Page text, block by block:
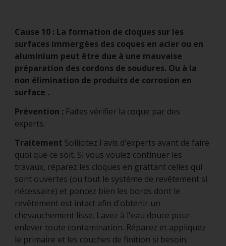
Cause 10 : La formation de cloques sur les
surfaces immergées des coques en acier ou en
aluminium peut être due à une mauvaise
préparation des cordons de soudures. Ou à la
non élimination de produits de corrosion en
surface .
Prévention : Faites vérifier la coque par des
experts.
Traitement Sollicitez l'avis d'experts avant de faire
quoi que ce soit. Si vous voulez continuer les
travaux, réparez les cloques en grattant celles qui
sont ouvertes (ou tout le système de revêtement si
nécessaire) et poncez bien les bords dont le
revêtement est intact afin d'obtenir un
chevauchement lisse. Lavez à l'eau douce pour
enlever toute contamination. Réparez et appliquez
le primaire et les couches de finition si besoin.